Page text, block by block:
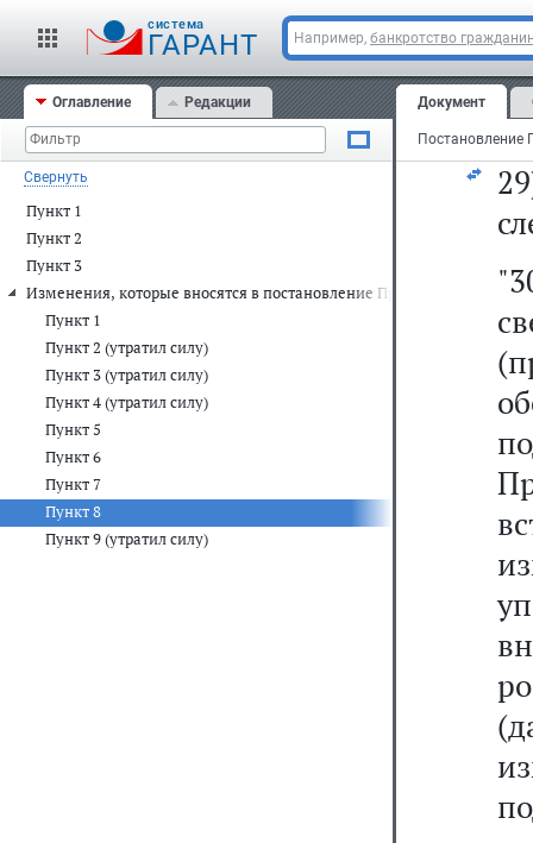
cистема
ГАРАНТ Например, банкротство
Оглавление Редакции
Свернуть
Пункт 1
Пункт 2
Пункт 3
Изменения, которые вносятся в постановление Правительства
Пункт 1
Пункт 2 (утратил силу)
Пункт 3 (утратил силу)
Пункт 4 (утратил силу)
Пункт 5
Пункт 6
Пункт 7
Пункт 8
Пункт 9 (утратил силу)
Документ
в